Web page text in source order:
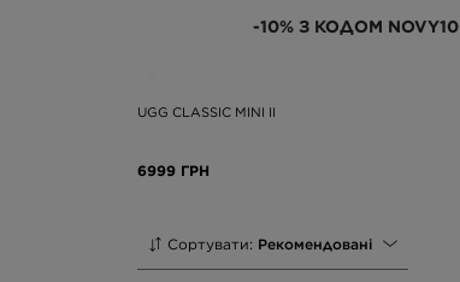
-10% З КОДОМ NOVY10
UGG CLASSIC MINI II
6999 ГРН
Сортувати: Рекомендовані